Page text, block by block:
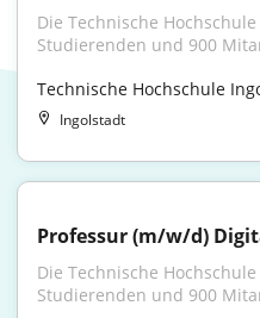
Die Technische
Studierenden und 900
Technische Hochschule
Ingolstadt
Professur (m/w/d)
Die Technische
Studierenden und 900